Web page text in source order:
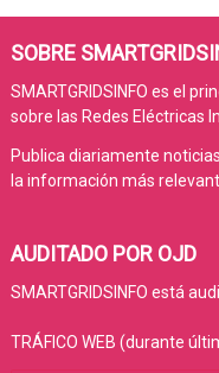
SOBRE
SMARTGRIDSINFO es el
sobre las Redes Eléctricas
Publica diariamente
la información más
AUDITADO POR OJD
SMARTGRIDSINFO está
TRÁFICO WEB (durante